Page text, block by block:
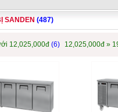
SANDEN (487)
12,025,000đ (6) 12,025,000đ »